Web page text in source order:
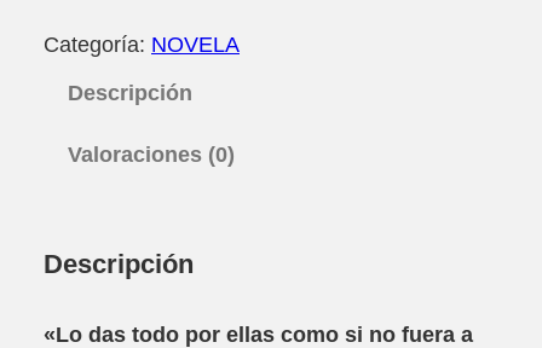
E
L
)
Categoría: NOVELA
Descripción
Valoraciones (0)
Descripción
«Lo das todo por ellas como si no fuera a